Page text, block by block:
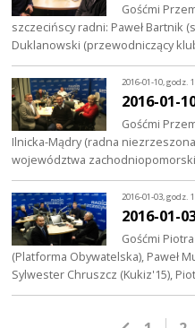
Gośćmi
szczecińscy radni: Paweł Bartnik
Duklanowski (przewodniczący
2016-01-10, godz.
2016-01-
Gośćmi
Ilnicka-Mądry (radna
województwa
2016-01-03, godz.
2016-01-
Gośćmi
(Platforma Obywatelska), Paweł
Sylwester Chruszcz (Kukiz'15),